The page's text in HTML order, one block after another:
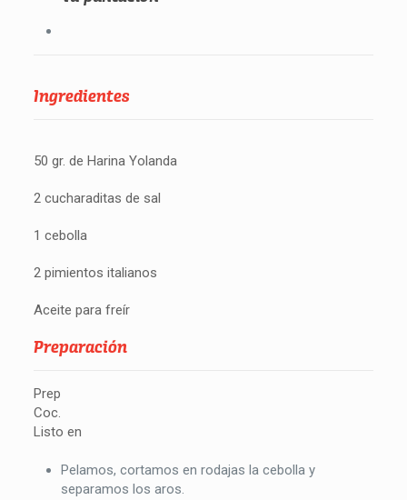
Ingredientes
50 gr. de Harina Yolanda
2 cucharaditas de sal
1 cebolla
2 pimientos italianos
Aceite para freír
Preparación
Prep
Coc.
Listo en
Pelamos, cortamos en rodajas la cebolla y
separamos los aros.